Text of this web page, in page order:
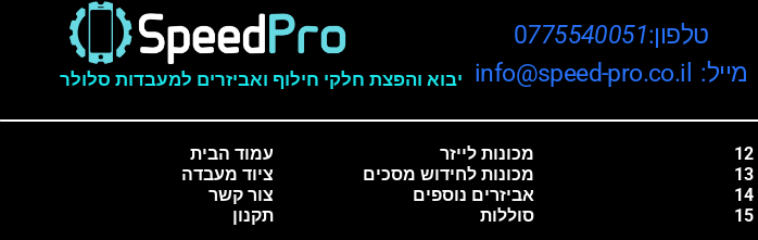
יבוא והפצת חלקי חילוף ואביזרים למעבדות סלולר
טלפון:0775540051
מייל: info@speed-pro.co.il
עמוד הבית
ציוד מעבדה
צור קשר
תקנון
מכונות לייזר
מכונות לחידוש מסכים
אביזרים נוספים
סוללות